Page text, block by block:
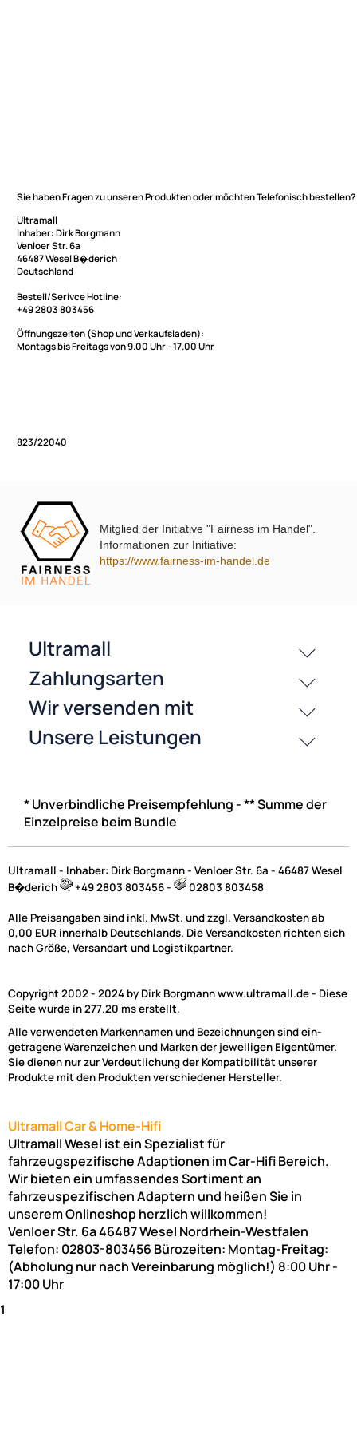
Sie haben Fragen zu unseren Produkten oder möchten Telefonisch
Inhaber: Dirk Borgmann
Venloer Str. 6a
46487 Wesel B�derich
Deutschland
823/22040
Mitglied der Initiative "Fairness im Handel".
Informationen zur Initiative:
https://www.fairness-im-handel.de
Ultramall
Zahlungsarten
Wir versenden mit
* Unverbindliche Preisempfehlung - ** Summe der
Einzelpreise beim Bundle
Ultramall - Inhaber: Dirk Borgmann - Venloer Str. 6a - 46487 Wesel
B�derich
+49 2803 803456 - 02803 803458
Alle Preisangaben sind inkl. MwSt. und zzgl. Versandkosten ab
0,00 EUR innerhalb Deutschlands. Die Versandkosten richten sich
nach Größe, Versandart und Logistikpartner.
Copyright 2002 - 2024 by Dirk Borgmann www.ultramall.de - Diese
Seite wurde in 277.20 ms erstellt.
Alle verwendeten Markennamen und Bezeichnungen sind ein-
getragene Warenzeichen und Marken der jeweiligen Eigentümer.
Sie dienen nur zur Verdeutlichung der Kompatibilität unserer
Produkte mit den Produkten verschiedener Hersteller.
Ultramall Car & Home-Hifi
Ultramall Wesel ist ein Spezialist für
fahrzeugspezifische Adaptionen im Car-Hifi Bereich.
Wir bieten ein umfassendes Sortiment an
fahrzeuspezifischen Adaptern und heißen Sie in
unserem Onlineshop herzlich willkommen!
Venloer Str. 6a46487Wesel Nordrhein-Westfalen
Telefon: 02803-803456 Bürozeiten: Montag-Freitag:
(Abholung nur nach Vereinbarung möglich!) 8:00 Uhr -
17:00 Uhr
1